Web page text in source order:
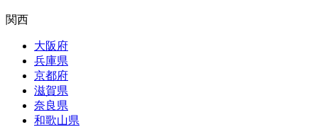
関西
大阪府
兵庫県
京都府
滋賀県
奈良県
和歌山県